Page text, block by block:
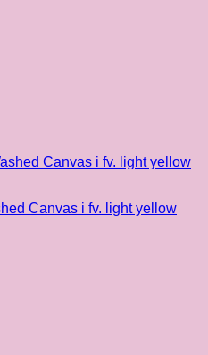
Canvas i fv. light yellow